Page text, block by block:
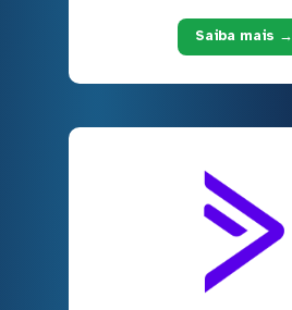
Saiba mais →